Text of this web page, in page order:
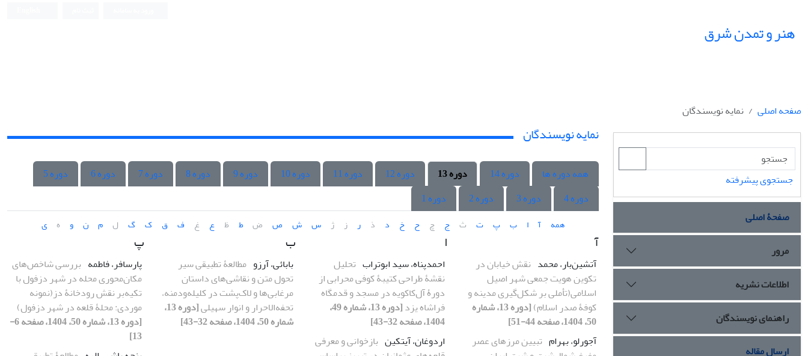
هنر و تمدن شرق
صفحه اصلی نمایه نویسندگان
جستجوی پیشرفته
صفحۀ اصلی
مرور
اطلاعات نشریه
راهنمای نویسندگان
ارسال مقاله
نمایه نویسندگان
همه دوره ها دوره 14 دوره 13 دوره 12 دوره 11 دوره 10 دوره 9 دوره 8 دوره 7 دوره 6
دوره 5
دوره 4
دوره 3 دوره 2 دوره 1
همه آ ا ب پ ت ث ج چ ح خ د ذ ر ز ژ س ش ص ض ط ظ ع غ ف ق ک گ ل م ن و ه ی
آ
آتشین‌بار، محمد نقش خیابان در
تکوین هویت ‌جمعی شهر اصیل
اسلامی(تأملی بر شکل‌گیری مدینه و
کوفۀ صدر اسلام)
[دوره 13، شماره
50، 1404، صفحه 44-51]
آجورلو، بهرام تبیین مرزهای عصر
ا
احمدپناه، سید ابوتراب تحلیل
نقشۀ طراحی کتیبۀ کوفی محرابی از
دورۀ آل‌کاکویه در مسجد و قدمگاه
فراشاه یزد
[دوره 13، شماره 49،
1404، صفحه 32-43]
اردوغان، آیتکین بازخوانی و معرفی
ب
بابائی، آرزو مطالعۀ تطبیقی سیر
تحول متن و نقاشی‌های داستان
مرغابی‌ها و لاک‌پشت در کلیله‌ودمنه،
تحفه‌الاحرار و انوار سهیلی
[دوره 13،
شماره 50، 1404، صفحه 32-43]
پ
پارسافر، فاطمه بررسی شاخص‌های
مکان‌محوری محله در شهر دزفول با
تکیه‌بر نقش رودخانۀ دز(نمونه
موردی: محلۀ قلعه در شهر دزفول)
[دوره 13، شماره 50، 1404، صفحه 6-
13]